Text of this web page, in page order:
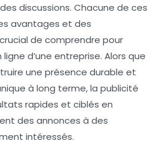
discussions. Chacune de ces
avantages et des
de comprendre pour
d’une entreprise. Alors que
une présence durable et
à long terme, la publicité
rapides et ciblés en
des annonces à des
intéressés.